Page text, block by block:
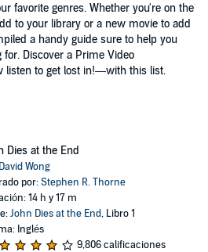
favorite genres. Whether you're on the
to your library or a new movie to add
a handy guide sure to help you
Discover a Prime Video
listen to get lost in!—with this list.
Dies at the End
David Wong
por:Stephen R. Thorne
14 h y 17 m
John Dies at the End, Libro 1
Inglés
9,806 calificaciones